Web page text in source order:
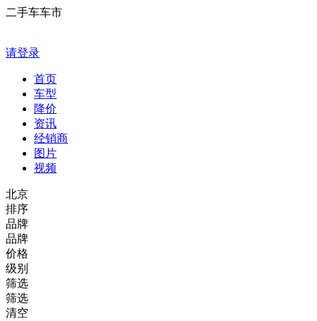
二手车车市
请登录
首页
车型
降价
资讯
经销商
图片
视频
北京
排序
品牌
品牌
价格
级别
筛选
筛选
清空